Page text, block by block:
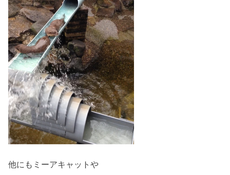
他にもミーアキャットや